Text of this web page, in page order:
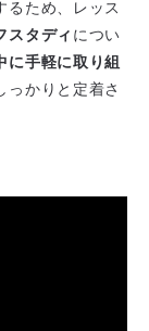
るため、レッス
スタディ につい
に手軽に取り組
っかりと定着さ